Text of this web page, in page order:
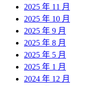
2025 年 11 月
2025 年 10 月
2025 年 9 月
2025 年 8 月
2025 年 5 月
2025 年 1 月
2024 年 12 月